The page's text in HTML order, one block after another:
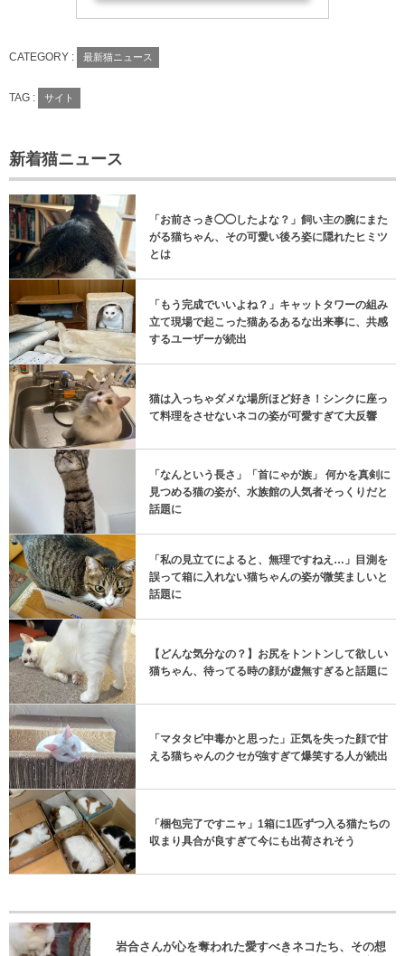
CATEGORY : 最新猫ニュース
TAG : サイト
新着猫ニュース
「お前さっき◯◯したよな？」飼い主の腕にまた
がる猫ちゃん、その可愛い後ろ姿に隠れたヒミツ
とは
「もう完成でいいよね？」キャットタワーの組み
立て現場で起こった猫あるあるな出来事に、共感
するユーザーが続出
猫は入っちゃダメな場所ほど好き！シンクに座っ
て料理をさせないネコの姿が可愛すぎて大反響
「なんという長さ」「首にゃが族」 何かを真剣に
見つめる猫の姿が、水族館の人気者そっくりだと
話題に
「私の見立てによると、無理ですねえ…」目測を
誤って箱に入れない猫ちゃんの姿が微笑ましいと
話題に
【どんな気分なの？】お尻をトントンして欲しい
猫ちゃん、待ってる時の顔が虚無すぎると話題に
「マタタビ中毒かと思った」正気を失った顔で甘
える猫ちゃんのクセが強すぎて爆笑する人が続出
「梱包完了ですニャ」1箱に1匹ずつ入る猫たちの
収まり具合が良すぎて今にも出荷されそう
岩合さんが心を奪われた愛すべきネコたち、その想